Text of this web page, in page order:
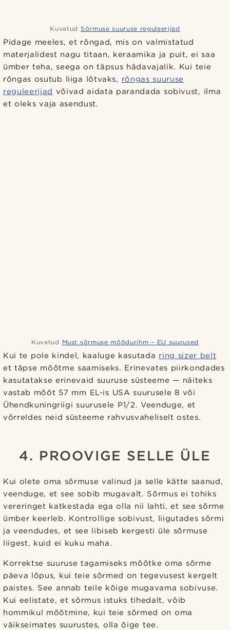
Kuvatud Sõrmuse suuruse reguleerijad
Pidage meeles, et rõngad, mis on valmistatud
materjalidest nagu titaan, keraamika ja puit, ei saa
ümber teha, seega on täpsus hädavajalik. Kui teie
rõngas osutub liiga lõtvaks, rõngas suuruse
reguleerijad võivad aidata parandada sobivust, ilma
et oleks vaja asendust.
Kuvatud Must sõrmuse mõõdurihm – EU suurused
Kui te pole kindel, kaaluge kasutada ring sizer belt
et täpse mõõtme saamiseks. Erinevates piirkondades
kasutatakse erinevaid suuruse süsteeme — näiteks
vastab mõõt 57 mm EL-is USA suurusele 8 või
Ühendkuningriigi suurusele P1/2. Veenduge, et
võrreldes neid süsteeme rahvusvaheliselt ostes.
4. PROOVIGE SELLE ÜLE
Kui olete oma sõrmuse valinud ja selle kätte saanud,
veenduge, et see sobib mugavalt. Sõrmus ei tohiks
vereringet katkestada ega olla nii lahti, et see sõrme
ümber keerleb. Kontrollige sobivust, liigutades sõrmi
ja veendudes, et see libiseb kergesti üle sõrmuse
liigest, kuid ei kuku maha.
Korrektse suuruse tagamiseks mõõtke oma sõrme
päeva lõpus, kui teie sõrmed on tegevusest kergelt
paistes. See annab teile kõige mugavama sobivuse.
Kui eelistate, et sõrmus istuks tihedalt, võib
hommikul mõõtmine, kui teie sõrmed on oma
väikseimates suurustes, olla õige tee.